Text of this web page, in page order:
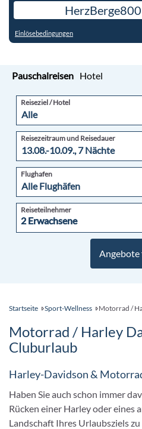
HerzBerge800
Einlösebedingungen
Pauschalreisen Hotel
Reiseziel / Hotel
Reisezeitraum und Reisedauer
Flughafen
Reiseteilnehmer
2 Erwachsene
2 Erwachsene
Angebote
Startseite Sport-Wellness Motorrad /
Motorrad / Harley
Cluburlaub
Harley-Davidson &
Haben Sie auch schon immer
Rücken einer Harley oder eines
Landschaft Ihres Urlaubsziels